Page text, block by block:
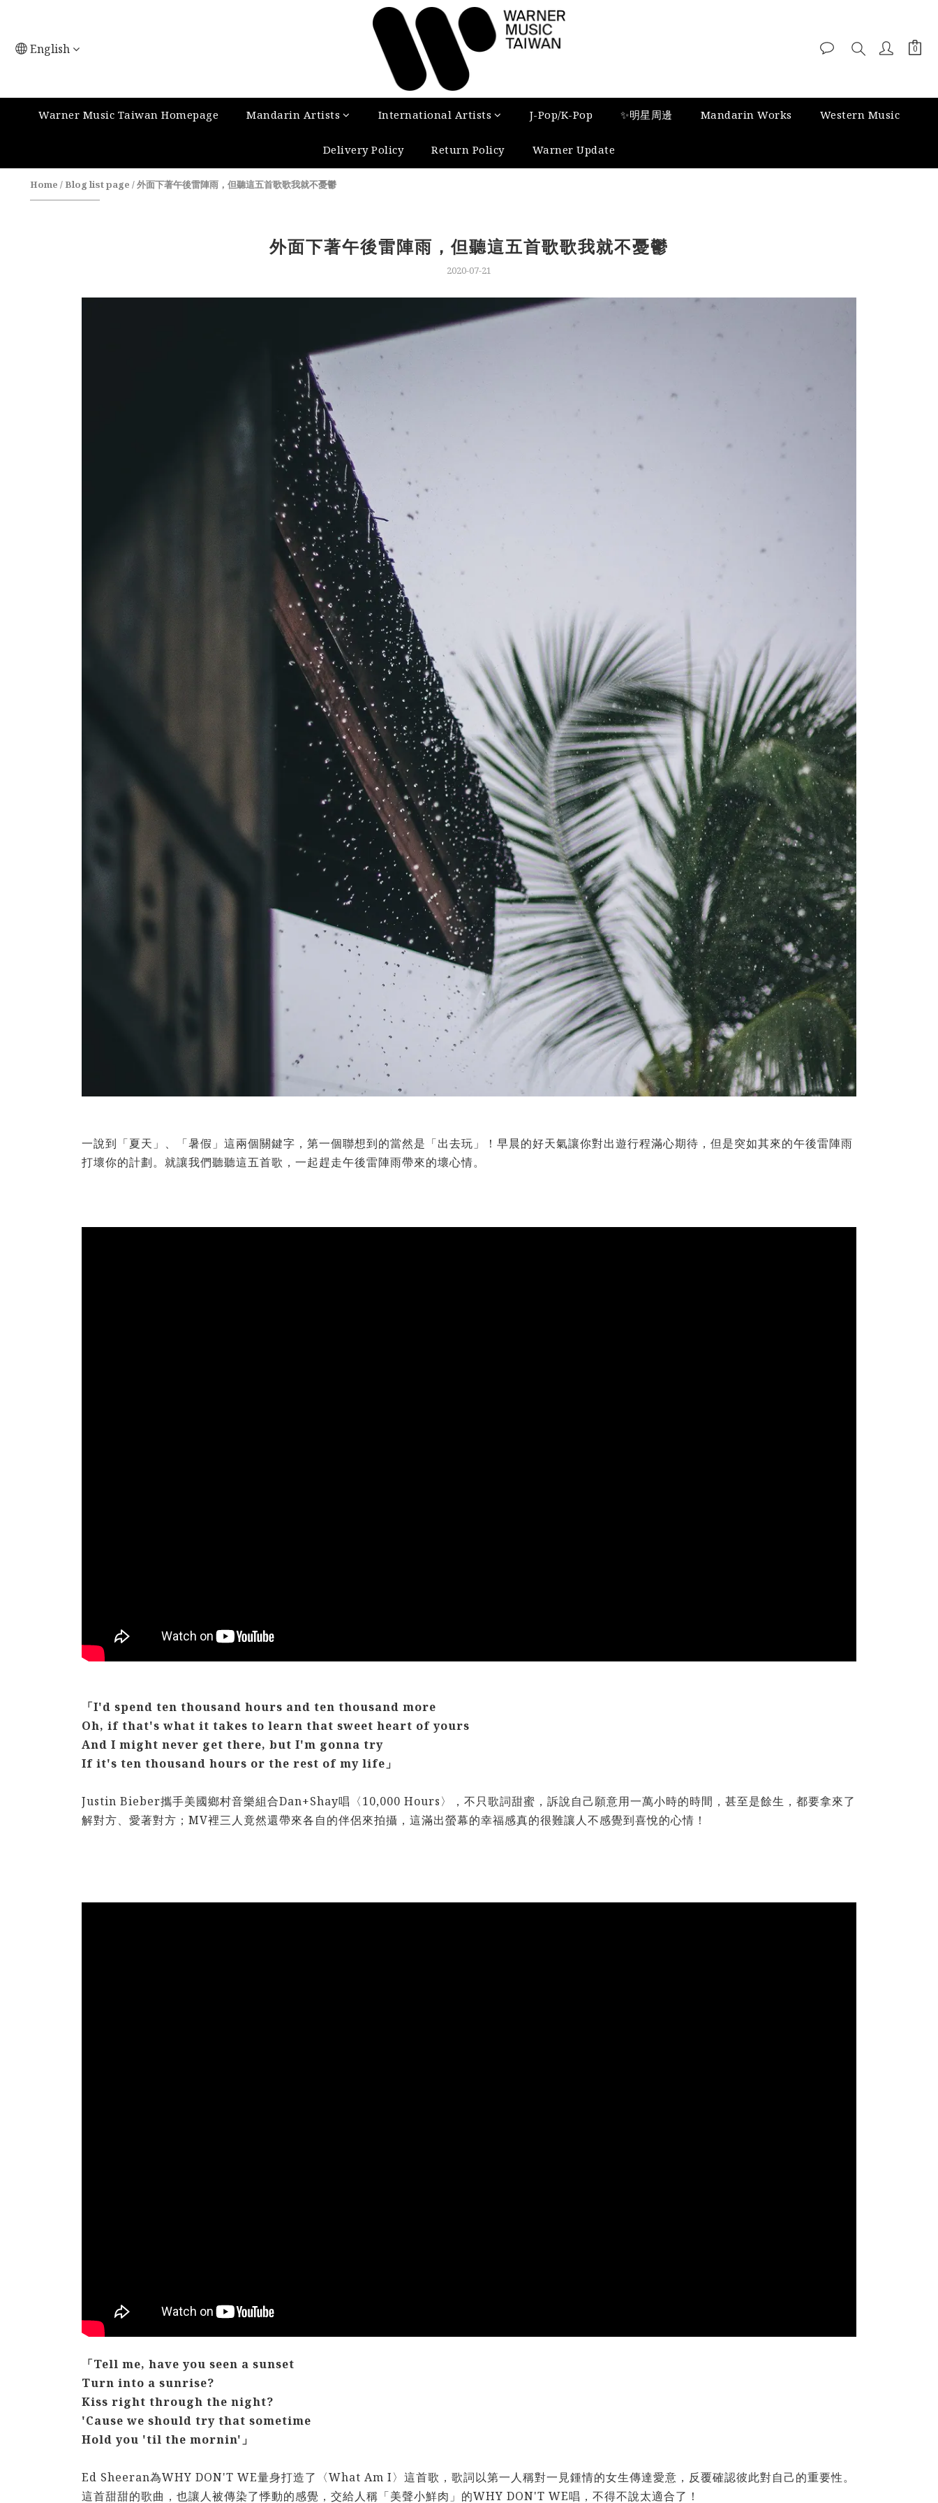
English
Warner Music Taiwan Homepage Mandarin Artists International Artists J-Pop/K-Pop ✨明星周邊 Mandarin Works Western Music
Delivery Policy Return Policy Warner Update
Home / Blog list page /外面下著午後雷陣雨，但聽這五首歌歌我就不憂鬱
外面下著午後雷陣雨，但聽這五首歌歌我就不憂鬱
2020-07-21
一說到「夏天」、「暑假」這兩個關鍵字，第一個聯想到的當然是「出去玩」！早晨的好天氣讓你對出遊行程滿心期待，但是突如其來的午後雷陣雨
打壞你的計劃。就讓我們聽聽這五首歌，一起趕走午後雷陣雨帶來的壞心情。
「I'd spend ten thousand hours and ten thousand more
Oh, if that's what it takes to learn that sweet heart of yours
And I might never get there, but I'm gonna try
If it's ten thousand hours or the rest of my life」
Justin Bieber攜手美國鄉村音樂組合Dan+Shay唱〈10,000 Hours〉，不只歌詞甜蜜，訴說自己願意用一萬小時的時間，甚至是餘生，都要拿來了
解對方、愛著對方；MV裡三人竟然還帶來各自的伴侶來拍攝，這滿出螢幕的幸福感真的很難讓人不感覺到喜悅的心情！
「Tell me, have you seen a sunset
Turn into a sunrise?
Kiss right through the night?
'Cause we should try that sometime
Hold you 'til the mornin'」
Ed Sheeran為WHY DON'T WE量身打造了〈What Am I〉這首歌，歌詞以第一人稱對一見鍾情的女生傳達愛意，反覆確認彼此對自己的重要性。
這首甜甜的歌曲，也讓人被傳染了悸動的感覺，交給人稱「美聲小鮮肉」的WHY DON'T WE唱，不得不說太適合了！